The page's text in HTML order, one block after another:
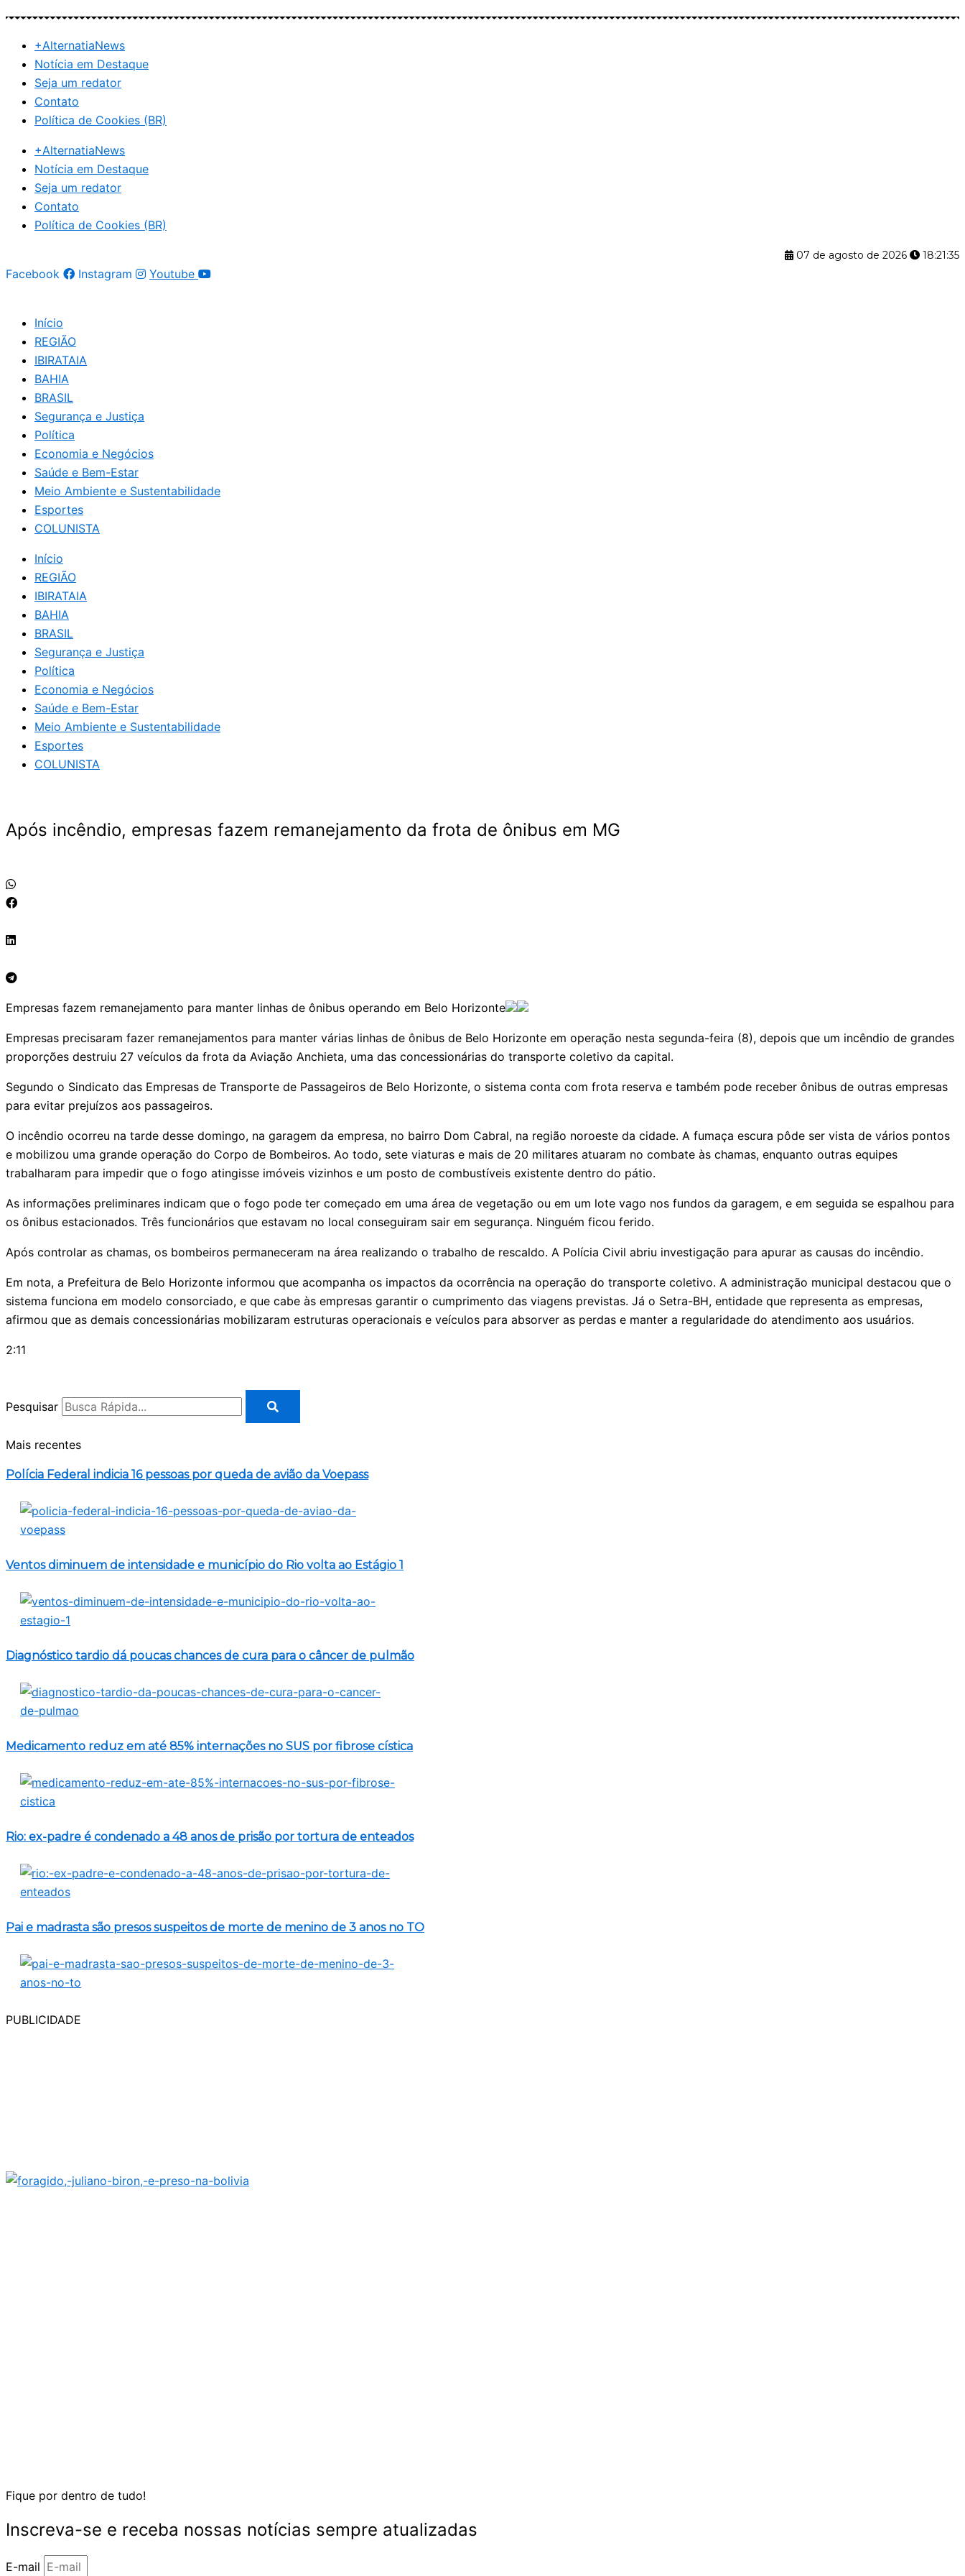
conteúdo
+AlternatiaNews
Notícia em Destaque
Seja um redator
Contato
Política de Cookies (BR)
+AlternatiaNews
Notícia em Destaque
Seja um redator
Contato
Política de Cookies (BR)
07 de agosto de 2026 18:21:36
Facebook Instagram Youtube
Início
REGIÃO
IBIRATAIA
BAHIA
BRASIL
Segurança e Justiça
Política
Economia e Negócios
Saúde e Bem-Estar
Meio Ambiente e Sustentabilidade
Esportes
COLUNISTA
Início
REGIÃO
IBIRATAIA
BAHIA
BRASIL
Segurança e Justiça
Política
Economia e Negócios
Saúde e Bem-Estar
Meio Ambiente e Sustentabilidade
Esportes
COLUNISTA
Após incêndio, empresas fazem remanejamento da frota de ônibus em MG
Empresas fazem remanejamento para manter linhas de ônibus operando em Belo Horizonte
Empresas precisaram fazer remanejamentos para manter várias linhas de ônibus de Belo Horizonte em operação nesta segunda-feira (8), depois que um incêndio de grandes
proporções destruiu 27 veículos da frota da Aviação Anchieta, uma das concessionárias do transporte coletivo da capital.
Segundo o Sindicato das Empresas de Transporte de Passageiros de Belo Horizonte, o sistema conta com frota reserva e também pode receber ônibus de outras empresas
para evitar prejuízos aos passageiros.
O incêndio ocorreu na tarde desse domingo, na garagem da empresa, no bairro Dom Cabral, na região noroeste da cidade. A fumaça escura pôde ser vista de vários pontos
e mobilizou uma grande operação do Corpo de Bombeiros. Ao todo, sete viaturas e mais de 20 militares atuaram no combate às chamas, enquanto outras equipes
trabalharam para impedir que o fogo atingisse imóveis vizinhos e um posto de combustíveis existente dentro do pátio.
As informações preliminares indicam que o fogo pode ter começado em uma área de vegetação ou em um lote vago nos fundos da garagem, e em seguida se espalhou para
os ônibus estacionados. Três funcionários que estavam no local conseguiram sair em segurança. Ninguém ficou ferido.
Após controlar as chamas, os bombeiros permaneceram na área realizando o trabalho de rescaldo. A Polícia Civil abriu investigação para apurar as causas do incêndio.
Em nota, a Prefeitura de Belo Horizonte informou que acompanha os impactos da ocorrência na operação do transporte coletivo. A administração municipal destacou que o
sistema funciona em modelo consorciado, e que cabe às empresas garantir o cumprimento das viagens previstas. Já o Setra-BH, entidade que representa as empresas,
afirmou que as demais concessionárias mobilizaram estruturas operacionais e veículos para absorver as perdas e manter a regularidade do atendimento aos usuários.
2:11
Pesquisar
Mais recentes
Polícia Federal indicia 16 pessoas por queda de avião da Voepass
Ventos diminuem de intensidade e município do Rio volta ao Estágio 1
Diagnóstico tardio dá poucas chances de cura para o câncer de pulmão
Medicamento reduz em até 85% internações no SUS por fibrose cística
Rio: ex-padre é condenado a 48 anos de prisão por tortura de enteados
Pai e madrasta são presos suspeitos de morte de menino de 3 anos no TO
PUBLICIDADE
Fique por dentro de tudo!
Inscreva-se e receba nossas notícias sempre atualizadas
E-mail